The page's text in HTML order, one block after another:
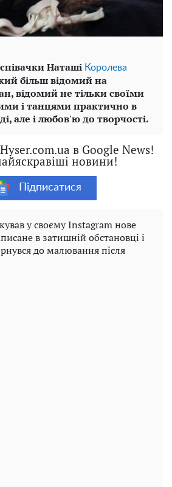
Наташі Королева
більш відомий на
відомий не тільки своїми
і танцями практично в
але і любов'ю до творчості.
в Google News!
новини!
Підписатися
у своєму Instagram нове
в затишній обстановці і
до малювання після